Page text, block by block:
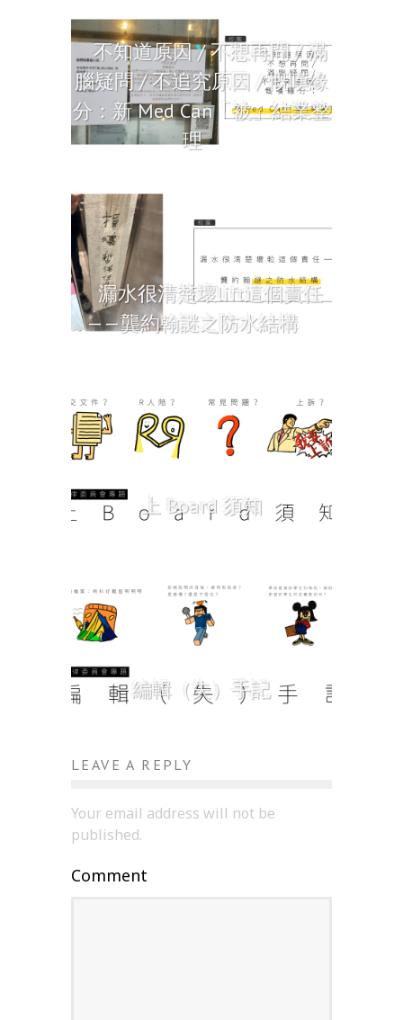
不知道原因 / 不想再問 / 滿
腦疑問 / 不追究原因 / 慨嘆緣
分：新 Med Can「被」結業整
理
漏水很清楚壞lift這個責任
——龔約翰謎之防水結構
上 Board 須知
編輯（失）手記
LEAVE A REPLY
Your email address will not be
published.
Comment